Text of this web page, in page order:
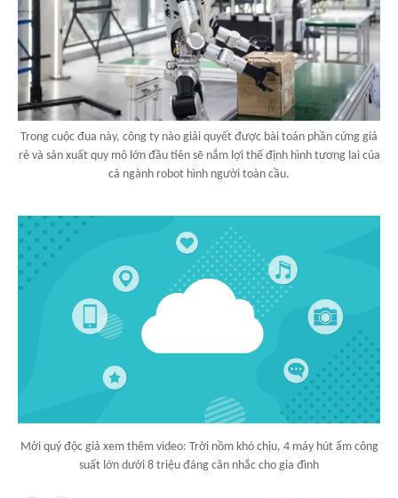
Trong cuộc đua này, công ty nào giải quyết được bài toán phần cứng giá
rẻ và sản xuất quy mô lớn đầu tiên sẽ nắm lợi thế định hình tương lai của
cả ngành robot hình người toàn cầu.
Mời quý độc giả xem thêm video: Trời nồm khó chịu, 4 máy hút ẩm công
suất lớn dưới 8 triệu đáng cân nhắc cho gia đình